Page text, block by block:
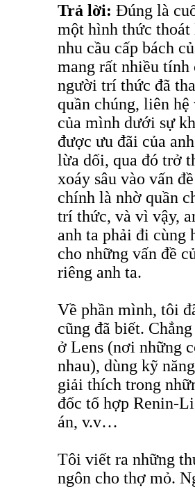
Trả lời: Đúng là
một hình thức
nhu cầu cấp bách
mang rất nhiều
người trí thức đã
quần chúng, liên
của mình dưới sự
được ưu đãi của
lừa dối, qua đó trở
xoáy sâu vào vấn
chính là nhờ quần
trí thức, và vì vậy,
anh ta phải đi cùng
cho những vấn đề
riêng anh ta.
Về phần mình, tôi
cũng đã biết.
ở Lens (nơi những
nhau), dùng kỹ
giải thích trong
đốc tổ hợp Renin-
án, v.v…
Tôi viết ra những
ngôn cho thợ mỏ.